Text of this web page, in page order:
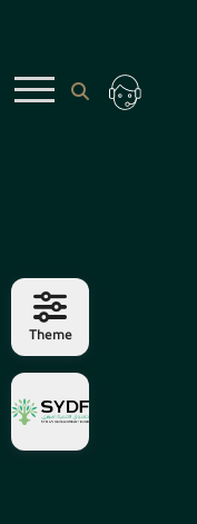
Theme